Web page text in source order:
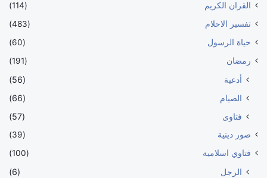
القران الكريم
(114)
تفسير الاحلام
(483)
حياة الرسول
(60)
رمضان
(191)
أدعية
(56)
الصيام
(66)
فتاوى
(57)
صور دينية
(39)
فتاوي اسلامية
(100)
الرجل
(6)